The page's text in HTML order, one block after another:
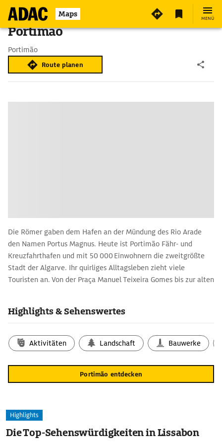
Maps MENÜ
Portimão
Portimão
Route planen
Die Römer gaben dem Hafen an der Mündung des Rio Arade
den Namen Portus Magnus. Heute ist Portimão Fähr- und
Kreuzfahrthafen und mit 50 000 Einwohnern die zweitgrößte
Stadt der Algarve. Ihr quirliges Alltagsleben zieht viele
Touristen an. Von der Praça Manuel Teixeira Gomes bis zur alten
über den Fluss die für Portimão typischen Sardinen ­genießen.
mit gotischem Portal und Barockaltar sowie die
Kollegiumskirche der Jesuiten, Igreja do Colégio, in deren
geräumigem Kirchenschiff Haupt- und Seitenaltäre mit
vergoldetem Schnitzwerk aus dem 18. Jh. glänzen. In der
darstellen.
Highlights & Sehenswertes
Aktivitäten Landschaft Bauwerke
Portimão entdecken
Highlights
Die Top-Sehenswürdigkeiten in Lissabon